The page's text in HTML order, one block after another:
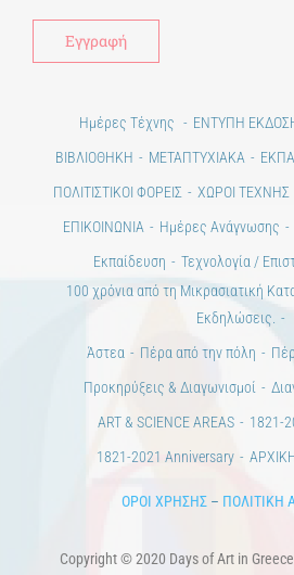
Ημέρες Τέχνης ΕΝΤΥΠΗ
ΒΙΒΛΙΟΘΗΚΗ
ΜΕΤΑΠΤΥΧΙΑΚΑ
ΠΟΛΙΤΙΣΤΙΚΟΙ ΦΟΡΕΙΣ
ΧΩΡΟΙ ΤΕΧΝΗΣ
ΕΠΙΚΟΙΝΩΝΙΑ
Ημέρες Ανάγνωσης
Εκπαίδευση
Τεχνολογία /
100 χρόνια από τη Μικρασιατική
Εκδηλώσεις.
Άστεα
Πέρα από την πόλη
Προκηρύξεις & Διαγωνισμοί
ART & SCIENCE AREAS
1821-
1821-2021 Anniversary
ΟΡΟΙ ΧΡΗΣΗΣ– ΠΟΛΙΤΙΚΗ
Copyright © 2020 Days of Art in